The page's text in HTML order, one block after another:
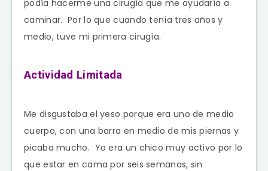
podía hacerme una cirugía que me ayudaría a
caminar. Por lo que cuando tenía tres años y
medio, tuve mi primera cirugía.
Actividad Limitada
Me disgustaba el yeso porque era uno de medio
cuerpo, con una barra en medio de mis piernas y
picaba mucho. Yo era un chico muy activo por lo
que estar en cama por seis semanas, sin